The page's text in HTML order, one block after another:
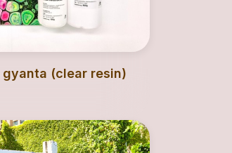
gyanta (clear resin)